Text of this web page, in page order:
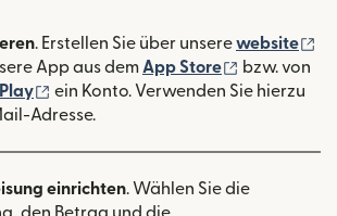
. Erstellen Sie über unserewebsite
App aus demApp Store (wird in
bzw. von
(wird in einem neuen Fenster
ein Konto. Verwenden Sie hierzu
Adresse.
einrichten. Wählen Sie die